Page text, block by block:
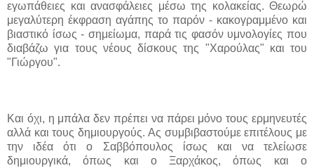
εγωπάθειες και ανασφάλειες μέσω της κολακείας. Θεωρώ
μεγαλύτερη έκφραση αγάπης το παρόν - κακογραμμένο και
βιαστικό ίσως - σημείωμα, παρά τις φασόν υμνολογίες που
διαβάζω για τους νέους δίσκους της "Χαρούλας" και του
"Γιώργου".
Και όχι, η μπάλα δεν πρέπει να πάρει μόνο τους ερμηνευτές
αλλά και τους δημιουργούς. Ας συμβιβαστούμε επιτέλους με
την ιδέα ότι ο Σαββόπουλος ίσως και να τελείωσε
δημιουργικά, όπως και ο Ξαρχάκος, όπως και ο